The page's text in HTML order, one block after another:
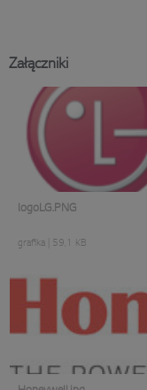
Załączniki
logoLG.PNG
grafika 59,1 KB